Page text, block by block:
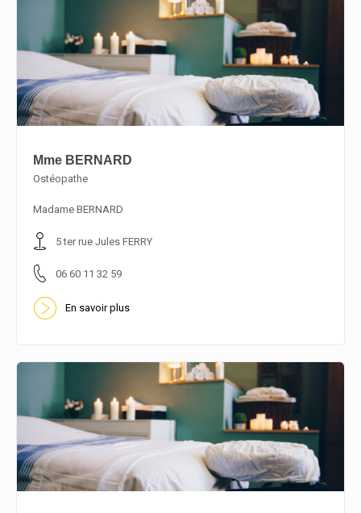
Mme BERNARD
Ostéopathe
Madame BERNARD
5 ter rue Jules FERRY
06 60 11 32 59
En savoir plus